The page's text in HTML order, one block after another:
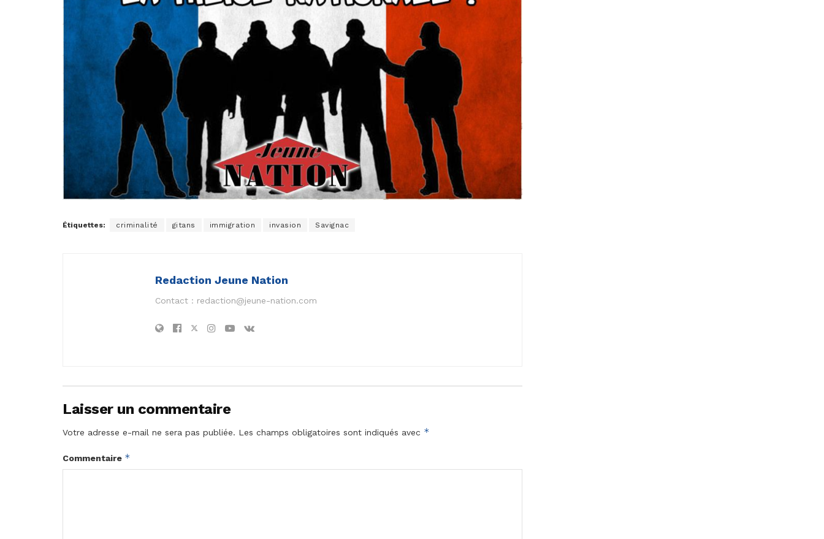
Étiquettes: criminalité gitans immigration invasion Savignac
Redaction Jeune Nation
Contact : redaction@jeune-nation.com
Laisser un commentaire
Votre adresse e-mail ne sera pas publiée. Les champs obligatoires sont indiqués avec *
Commentaire *